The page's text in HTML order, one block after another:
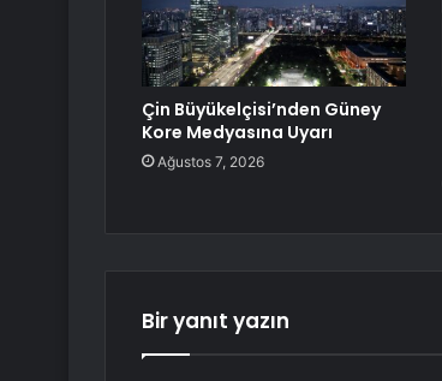
Çin Büyükelçisi’nden Güney
Kore Medyasına Uyarı
Ağustos 7, 2026
Bir yanıt yazın